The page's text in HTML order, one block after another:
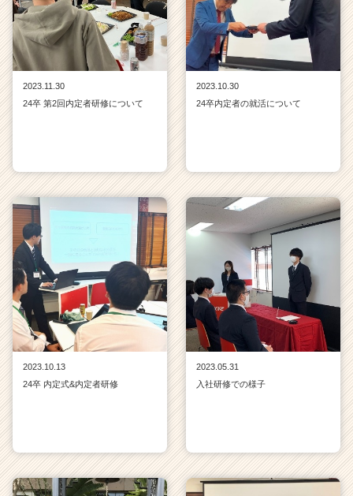
2023.11.30
24卒 第2回内定者研修について
2023.10.30
24卒内定者の就活について
2023.10.13
24卒 内定式&内定者研修
2023.05.31
入社研修での様子